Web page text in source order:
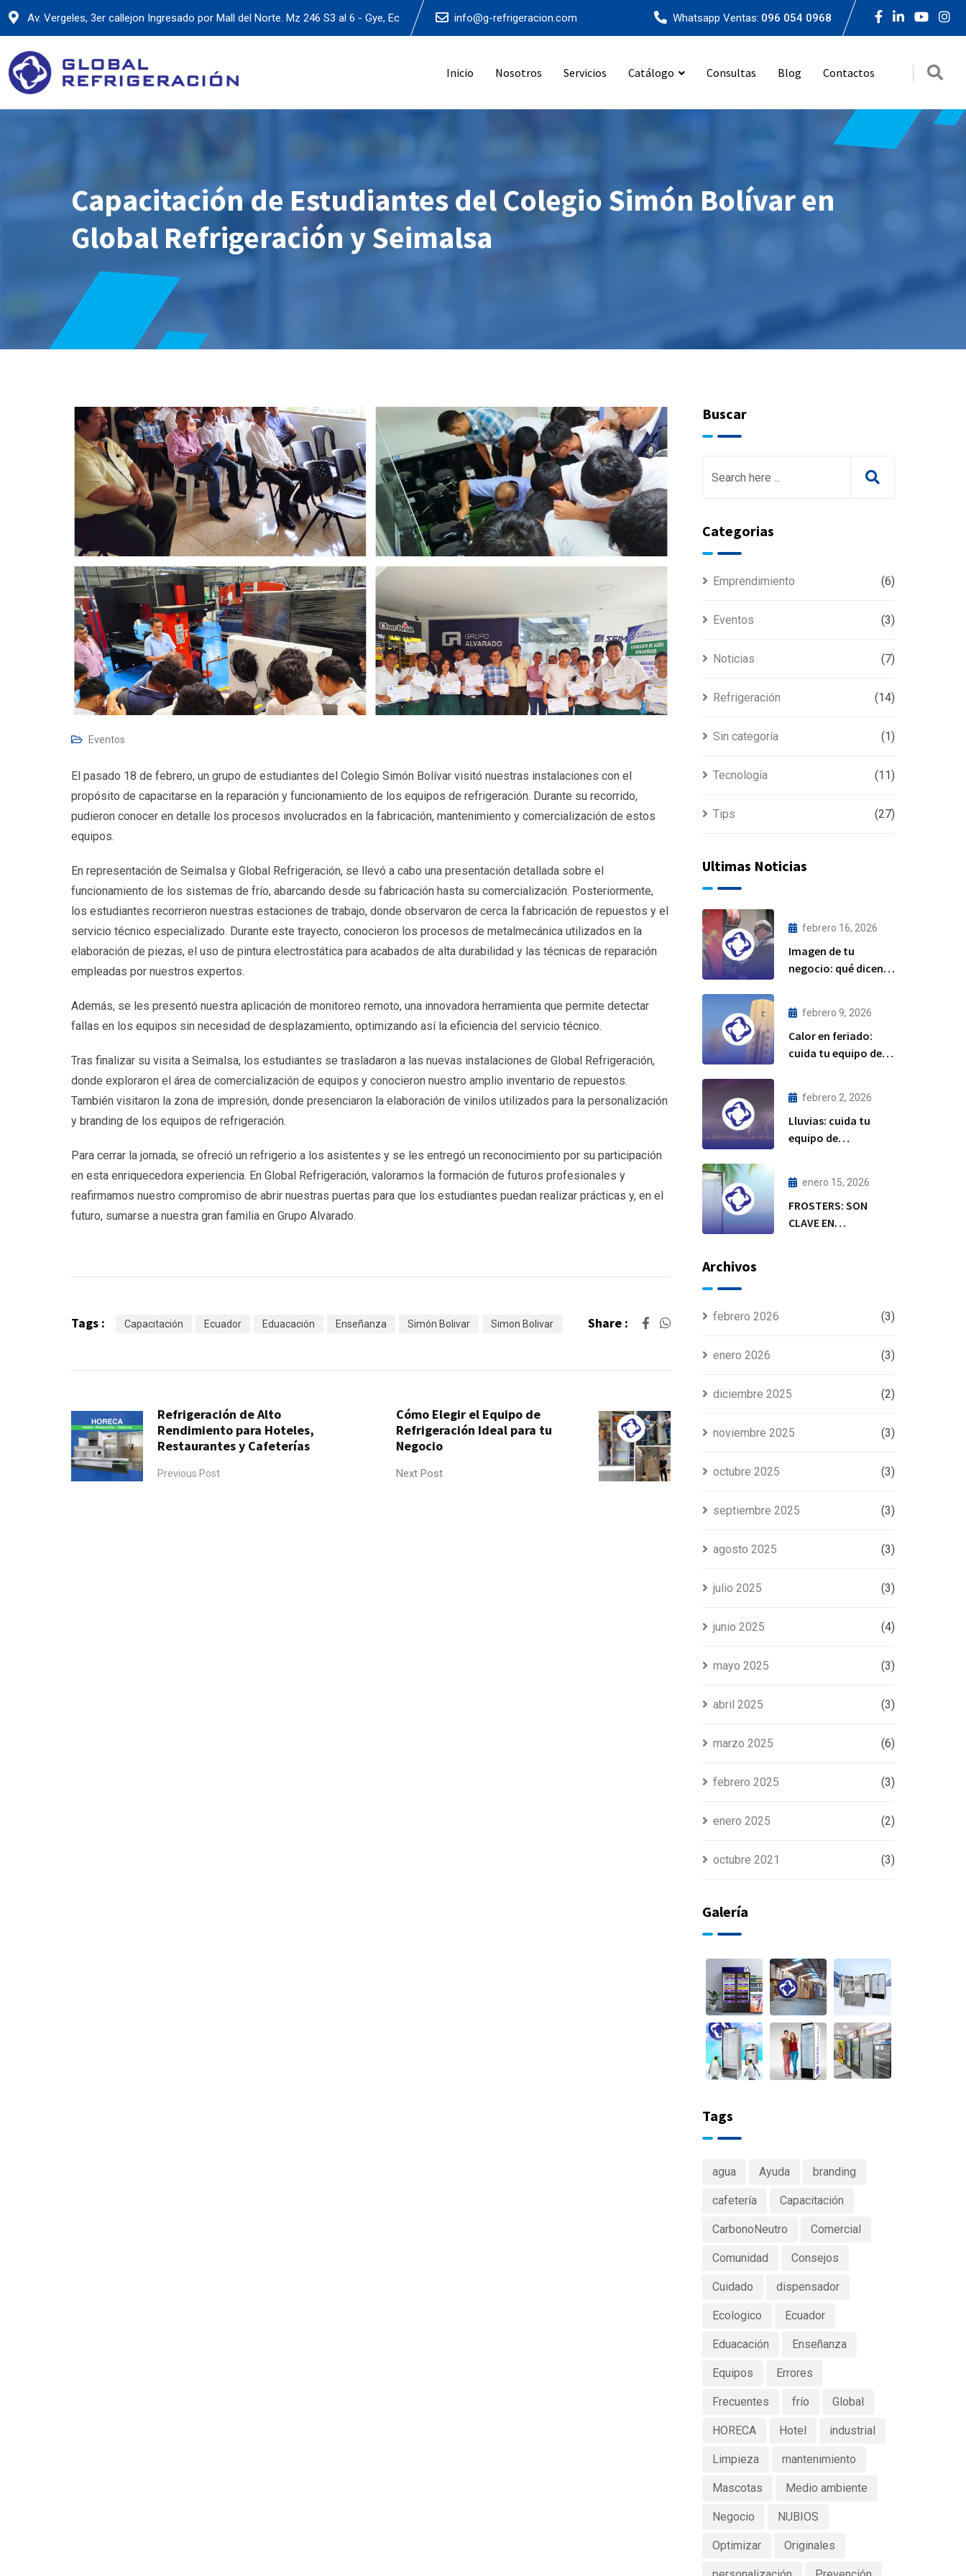
Skip
content
Av. Vergeles, 3er callejon Ingresado por Mall del Norte. Mz 246 S3 al 6 - Gye, Ec info@g-refrigeracion.com Whatsapp Ventas: 096 054 0968
Inicio Nosotros Servicios Catálogo Consultas Blog Contactos
Capacitación de Estudiantes del Colegio Simón Bolívar en
Global Refrigeración y Seimalsa
Eventos
El pasado 18 de febrero, un grupo de estudiantes del Colegio Simón Bolívar visitó nuestras instalaciones con el
propósito de capacitarse en la reparación y funcionamiento de los equipos de refrigeración. Durante su recorrido,
pudieron conocer en detalle los procesos involucrados en la fabricación, mantenimiento y comercialización de estos
equipos.
En representación de Seimalsa y Global Refrigeración, se llevó a cabo una presentación detallada sobre el
funcionamiento de los sistemas de frío, abarcando desde su fabricación hasta su comercialización. Posteriormente,
los estudiantes recorrieron nuestras estaciones de trabajo, donde observaron de cerca la fabricación de repuestos y el
servicio técnico especializado. Durante este trayecto, conocieron los procesos de metalmecánica utilizados en la
elaboración de piezas, el uso de pintura electrostática para acabados de alta durabilidad y las técnicas de reparación
empleadas por nuestros expertos.
Además, se les presentó nuestra aplicación de monitoreo remoto, una innovadora herramienta que permite detectar
fallas en los equipos sin necesidad de desplazamiento, optimizando así la eficiencia del servicio técnico.
Tras finalizar su visita a Seimalsa, los estudiantes se trasladaron a las nuevas instalaciones de Global Refrigeración,
donde exploraron el área de comercialización de equipos y conocieron nuestro amplio inventario de repuestos.
También visitaron la zona de impresión, donde presenciaron la elaboración de vinilos utilizados para la personalización
y branding de los equipos de refrigeración.
Para cerrar la jornada, se ofreció un refrigerio a los asistentes y se les entregó un reconocimiento por su participación
en esta enriquecedora experiencia. En Global Refrigeración, valoramos la formación de futuros profesionales y
reafirmamos nuestro compromiso de abrir nuestras puertas para que los estudiantes puedan realizar prácticas y, en el
futuro, sumarse a nuestra gran familia en Grupo Alvarado.
Tags : Capacitación Ecuador Eduacación Enseñanza Simón Bolivar Simon Bolivar Share :
Refrigeración de Alto
Rendimiento para Hoteles,
Restaurantes y Cafeterías
Previous Post
Cómo Elegir el Equipo de
Refrigeración Ideal para tu
Negocio
Next Post
Buscar
Categorias
Emprendimiento (6)
Eventos (3)
Noticias (7)
Refrigeración (14)
Sin categoría (1)
Tecnología (11)
Tips (27)
Ultimas Noticias
febrero 16, 2026
Imagen de tu
negocio: qué dicen
febrero 9, 2026
Calor en feriado:
cuida tu equipo de
febrero 2, 2026
Lluvias: cuida tu
equipo de
enero 15, 2026
FROSTERS: SON
CLAVE EN
Archivos
febrero 2026 (3)
enero 2026 (3)
diciembre 2025 (2)
noviembre 2025 (3)
octubre 2025 (3)
septiembre 2025 (3)
agosto 2025 (3)
julio 2025 (3)
junio 2025 (4)
mayo 2025 (3)
abril 2025 (3)
marzo 2025 (6)
febrero 2025 (3)
enero 2025 (2)
octubre 2021 (3)
Galería
Tags
agua Ayuda branding
cafetería Capacitación
CarbonoNeutro Comercial
Comunidad Consejos
Cuidado dispensador
Ecologico Ecuador
Eduacación Enseñanza
Equipos Errores
Frecuentes frío Global
HORECA Hotel industrial
Limpieza mantenimiento
Mascotas Medio ambiente
Negocio NUBIOS
Optimizar Originales